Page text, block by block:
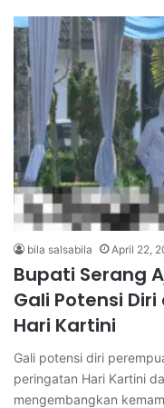
bila salsabila April 22,
Bupati Serang
Gali Potensi
Hari Kartini
Gali potensi diri
peringatan Hari Kartini
mengembangkan